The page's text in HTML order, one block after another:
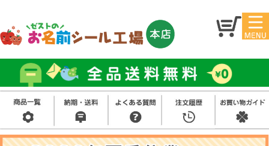
マイ
ジ
お名
前シ
ール
アイ
ロン
シー
ル